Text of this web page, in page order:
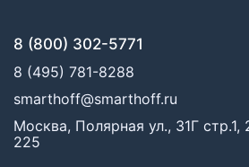
8 (800) 302-5771
8 (495) 781-8288
smarthoff@smarthoff.ru
Москва, Полярная ул., 31Г стр.1,
225